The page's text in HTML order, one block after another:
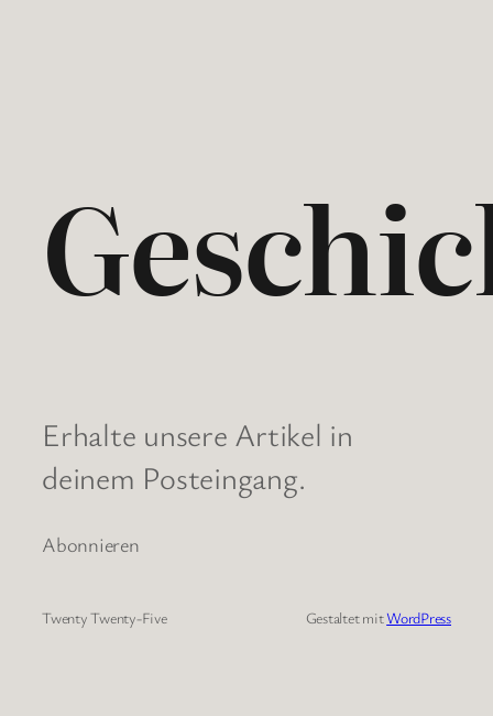
Erhalte unsere Artikel in
deinem Posteingang.
Abonnieren
Twenty Twenty-Five Gestaltet mitWordPress